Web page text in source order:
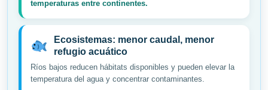
temperaturas entre continentes.
Ecosistemas: menor caudal, menor
refugio acuático
Ríos bajos reducen hábitats disponibles y pueden elevar la
temperatura del agua y concentrar contaminantes.